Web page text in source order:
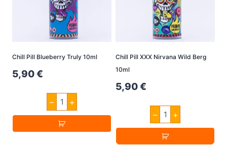
Chill Pill Blueberry Truly 10ml
5,90€
–
Chill
Pill
Blueberry
Truly
10ml
+
Chill Pill XXX Nirvana Wild Berg
10ml
5,90€
–
Chill
Pill
XXX
Nirvana
Wild
+